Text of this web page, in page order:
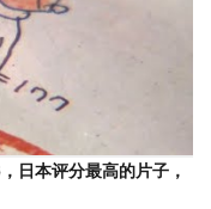
日本评分最高的片子，